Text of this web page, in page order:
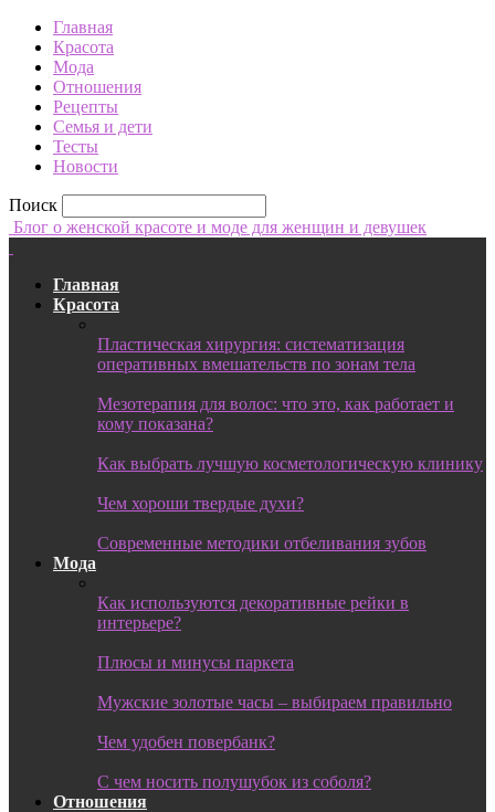
Главная
Красота
Мода
Отношения
Рецепты
Семья и дети
Тесты
Новости
Поиск
Блог о женской красоте и моде для женщин и девушек
Главная
Красота
Пластическая хирургия: систематизация
оперативных вмешательств по зонам тела
Мезотерапия для волос: что это, как работает и
кому показана?
Как выбрать лучшую косметологическую клинику
Чем хороши твердые духи?
Современные методики отбеливания зубов
Мода
Как используются декоративные рейки в
интерьере?
Плюсы и минусы паркета
Мужские золотые часы – выбираем правильно
Чем удобен повербанк?
С чем носить полушубок из соболя?
Отношения